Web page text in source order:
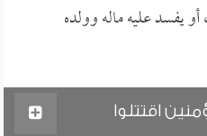
يفسد عليه ماله وولده
اقتتلوا